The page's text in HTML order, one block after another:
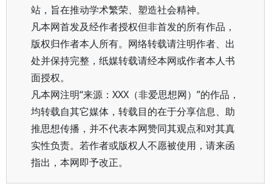
站，旨在推动学术繁荣、塑造社会精神。
凡本网首发及经作者授权但非首发的所有作品，
版权归作者本人所有。网络转载请注明作者、出
处并保持完整，纸媒转载请经本网或作者本人书
面授权。
凡本网注明“来源：XXX（非爱思想网）”的作品，
均转载自其它媒体，转载目的在于分享信息、助
推思想传播，并不代表本网赞同其观点和对其真
实性负责。若作者或版权人不愿被使用，请来函
指出，本网即予改正。